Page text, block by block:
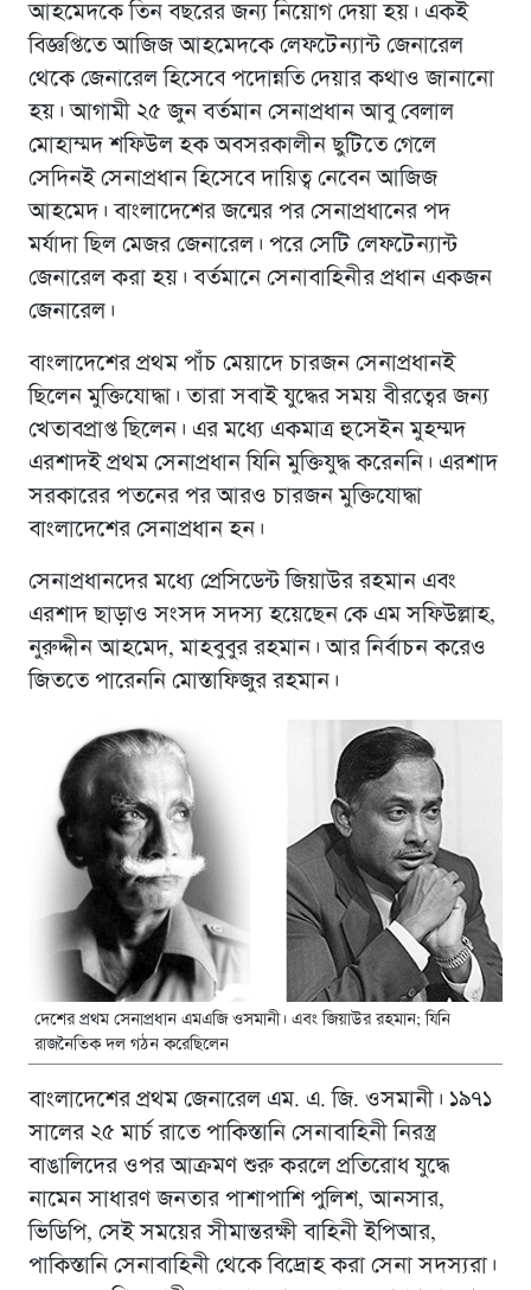
আহমেদকে তিন বছরের জন্য নিয়োগ দেয়া হয়। একই
বিজ্ঞপ্তিতে আজিজ আহমেদকে লেফটেন্যান্ট জেনারেল
থেকে জেনারেল হিসেবে পদোন্নতি দেয়ার কথাও জানানো
হয়। আগামী ২৫ জুন বর্তমান সেনাপ্রধান আবু বেলাল
মোহাম্মদ শফিউল হক অবসরকালীন ছুটিতে গেলে
সেদিনই সেনাপ্রধান হিসেবে দায়িত্ব নেবেন আজিজ
আহমেদ। বাংলাদেশের জন্মের পর সেনাপ্রধানের পদ
মর্যাদা ছিল মেজর জেনারেল। পরে সেটি লেফটেন্যান্ট
জেনারেল করা হয়। বর্তমানে সেনাবাহিনীর প্রধান একজন
জেনারেল।
বাংলাদেশের প্রথম পাঁচ মেয়াদে চারজন সেনাপ্রধানই
ছিলেন মুক্তিযোদ্ধা। তারা সবাই যুদ্ধের সময় বীরত্বের জন্য
খেতাবপ্রাপ্ত ছিলেন। এর মধ্যে একমাত্র হুসেইন মুহম্মদ
এরশাদই প্রথম সেনাপ্রধান যিনি মুক্তিযুদ্ধ করেননি। এরশাদ
সরকারের পতনের পর আরও চারজন মুক্তিযোদ্ধা
বাংলাদেশের সেনাপ্রধান হন।
সেনাপ্রধানদের মধ্যে প্রেসিডেন্ট জিয়াউর রহমান এবং
এরশাদ ছাড়াও সংসদ সদস্য হয়েছেন কে এম সফিউল্লাহ,
নুরুদ্দীন আহমেদ, মাহবুবুর রহমান। আর নির্বাচন করেও
জিততে পারেননি মোস্তাফিজুর রহমান।
দেশের প্রথম সেনাপ্রধান এমএজি ওসমানী। এবং জিয়াউর রহমান; যিনি
রাজনৈতিক দল গঠন করেছিলেন
বাংলাদেশের প্রথম জেনারেল এম. এ. জি. ওসমানী। ১৯৭১
সালের ২৫ মার্চ রাতে পাকিস্তানি সেনাবাহিনী নিরস্ত্র
বাঙালিদের ওপর আক্রমণ শুরু করলে প্রতিরোধ যুদ্ধে
নামেন সাধারণ জনতার পাশাপাশি পুলিশ, আনসার,
ভিডিপি, সেই সময়ের সীমান্তরক্ষী বাহিনী ইপিআর,
পাকিস্তানি সেনাবাহিনী থেকে বিদ্রোহ করা সেনা সদস্যরা।